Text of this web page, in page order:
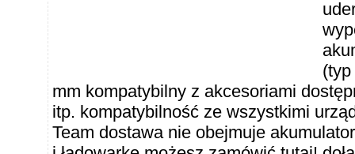
mm kompatybilny z akcesoriami
itp. kompatybilność ze wszystkimi
Team dostawa nie obejmuje